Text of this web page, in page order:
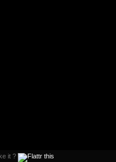
it ?